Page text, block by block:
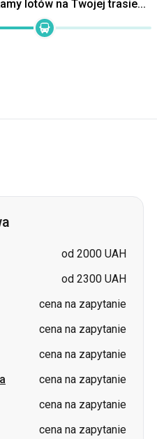
cena na zapytanie
cena na zapytanie
cena na zapytanie
cena na zapytanie
cena na zapytanie
cena na zapytanie
cena na zapytanie